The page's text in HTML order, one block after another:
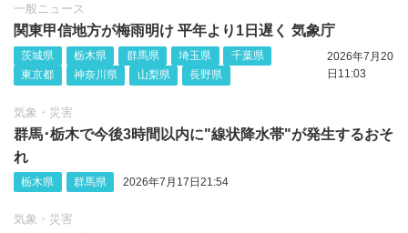
一般ニュース
関東甲信地方が梅雨明け 平年より1日遅く 気象庁
茨城県 栃木県 群馬県 埼玉県
千葉県
東京都
神奈川県 山梨県 長野県
2026年7月20
日11:03
気象・災害
群馬･栃木で今後3時間以内に"線状降水帯"が発生するおそ
れ
栃木県 群馬県 2026年7月17日21:54
気象・災害